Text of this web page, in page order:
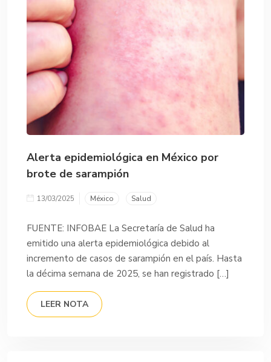
Alerta epidemiológica en México por
brote de sarampión
13/03/2025 México Salud
FUENTE: INFOBAE La Secretaría de Salud ha
emitido una alerta epidemiológica debido al
incremento de casos de sarampión en el país. Hasta
la décima semana de 2025, se han registrado […]
LEER NOTA